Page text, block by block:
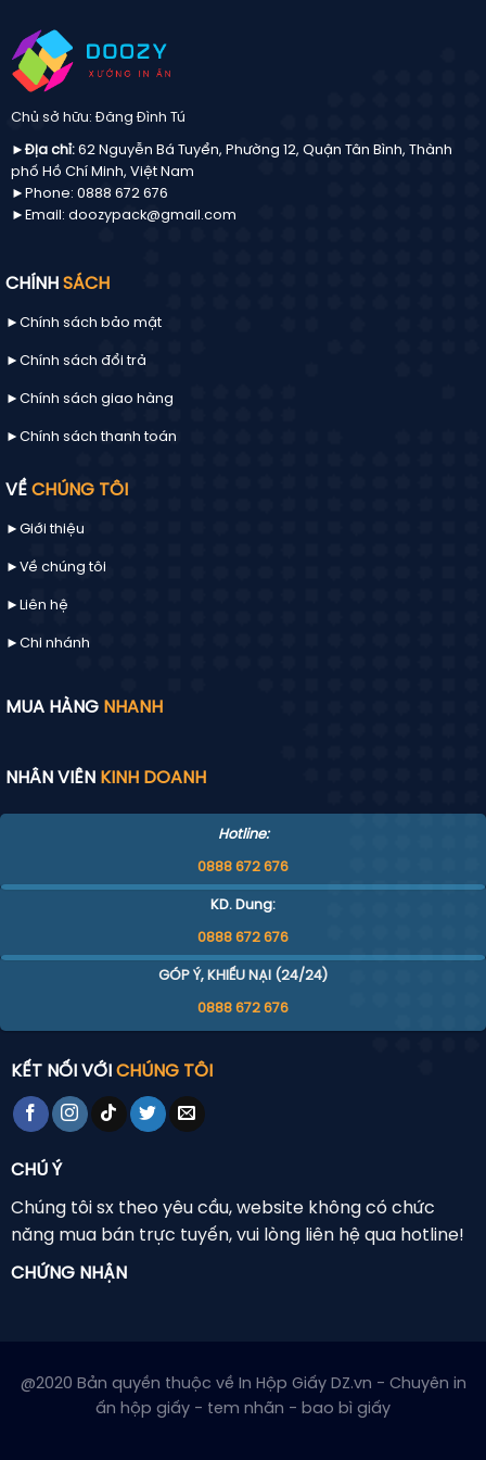
Chủ sở hữu: Đăng Đình Tú
►Địa chỉ: 62 Nguyễn Bá Tuyển, Phường 12, Quận Tân Bình, Thành
phố Hồ Chí Minh, Việt Nam
►Phone: 0888 672 676
►Email: doozypack@gmail.com
CHÍNH SÁCH
►Chính sách bảo mật
►Chính sách đổi trả
►Chính sách giao hàng
►Chính sách thanh toán
VỀ CHÚNG TÔI
►Giới thiệu
►Về chúng tôi
► Liên hệ
►Chi nhánh
MUA HÀNG NHANH
NHÂN VIÊN KINH DOANH
Hotline:
0888 672 676
KD. Dung:
0888 672 676
GÓP Ý, KHIẾU NẠI (24/24)
0888 672 676
KẾT NỐI VỚI CHÚNG TÔI
CHÚ Ý
Chúng tôi sx theo yêu cầu, website không có chức
năng mua bán trực tuyến, vui lòng liên hệ qua hotline!
CHỨNG NHẬN
@2020 Bản quyền thuộc về In Hộp Giấy DZ.vn - Chuyên in
ấn hộp giấy - tem nhãn - bao bì giấy